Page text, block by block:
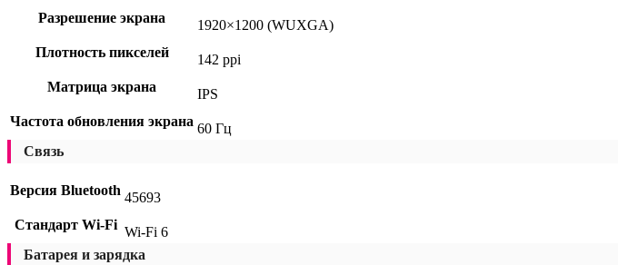
Разрешение экрана
1920×1200 (WUXGA)
Плотность пикселей
142 ppi
Матрица экрана
IPS
Частота обновления экрана 60 Гц
Связь
Версия Bluetooth 45693
Стандарт Wi-Fi Wi-Fi 6
Батарея и зарядка